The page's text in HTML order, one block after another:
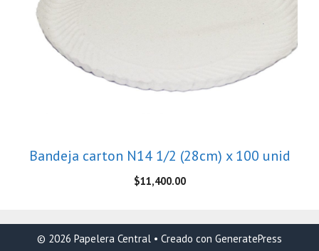
Bandeja carton N14 1/2 (28cm) x 100 unid
$11,400.00
© 2026 Papelera Central • Creado con GeneratePress